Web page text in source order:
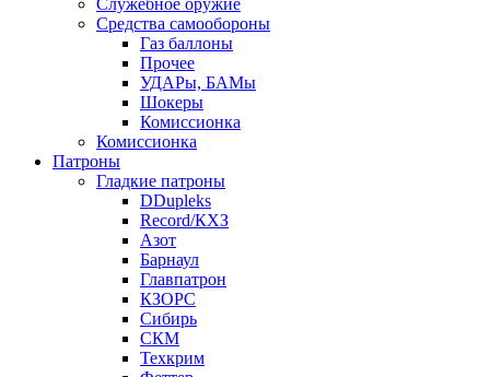
Средства самообороны
Газ баллоны
Прочее
УДАРы, БАМы
Шокеры
Комиссионка
Комиссионка
Патроны
Гладкие патроны
DDupleks
Record/КХЗ
Азот
Барнаул
Главпатрон
КЗОРС
Сибирь
СКМ
Техкрим